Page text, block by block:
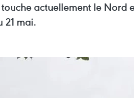
touche actuellement le
21 mai.